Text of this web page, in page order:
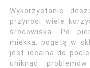
Wykorzystanie
przynosi wiele
środowiska. Po
miękką, bogatą w
jest idealna do
uniknąć